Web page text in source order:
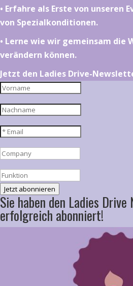
•⁠ ⁠⁠Erfahre als Erste von unseren
von Spezialkonditionen.
•⁠ ⁠⁠Lerne wie wir gemeinsam die
verändern können.
Jetzt den Ladies Drive-
Jetzt abonnieren
Sie haben den Ladies
erfolgreich abonniert!